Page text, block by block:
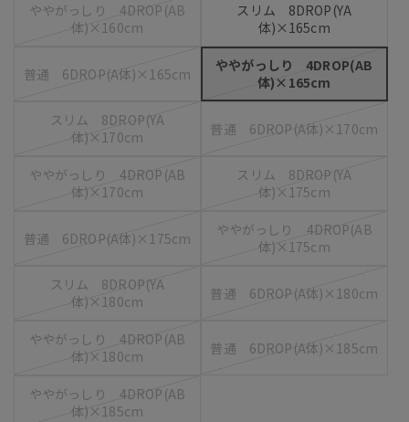
ややがっしり 4DROP(AB
体)×160cm
スリム 8DROP(YA
体)×165cm
普通 6DROP(A体)×165cm
ややがっしり 4DROP(AB
体)×165cm
スリム 8DROP(YA
体)×170cm
普通 6DROP(A体)×170cm
ややがっしり 4DROP(AB
体)×170cm
スリム 8DROP(YA
体)×175cm
普通 6DROP(A体)×175cm
ややがっしり 4DROP(AB
体)×175cm
スリム 8DROP(YA
体)×180cm
普通 6DROP(A体)×180cm
ややがっしり 4DROP(AB
体)×180cm
普通 6DROP(A体)×185cm
ややがっしり 4DROP(AB
体)×185cm